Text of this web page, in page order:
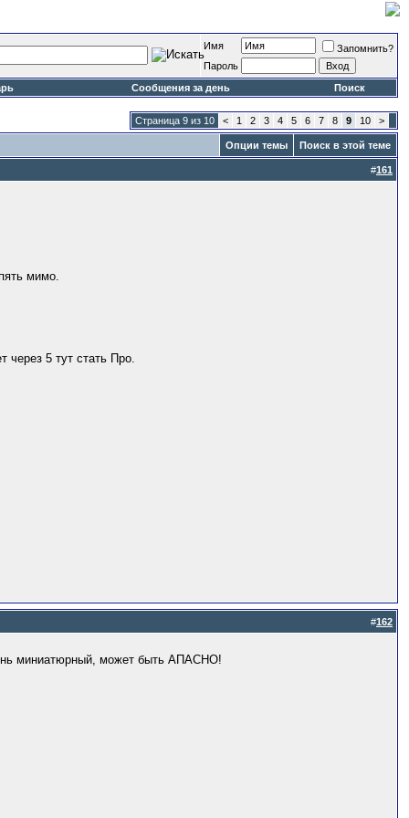
Имя
Запомнить?
Пароль
Сообщения за день Поиск
Страница 9 из 10 < 1 2 3 4 5 6 7 8 9 10 >
Опции темы Поиск в этой теме
#161
мимо.
через 5 тут стать Про.
#162
миниатюрный, может быть АПАСНО!